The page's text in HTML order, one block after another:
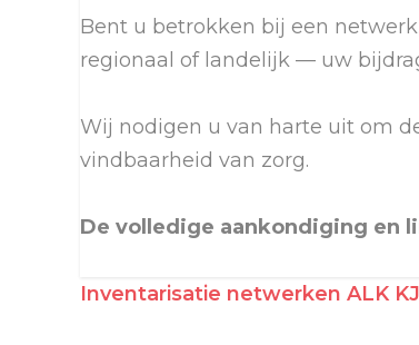
Bent u betrokken bij een
regionaal of landelijk — uw
Wij nodigen u van harte uit om
vindbaarheid van zorg.
De volledige aankondiging en
Inventarisatie netwerken ALK